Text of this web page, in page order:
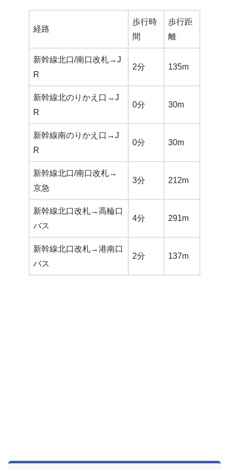
経路
歩行時
間
歩行距
離
新幹線北口/南口改札→J
R
2分 135m
新幹線北のりかえ口→J
R
0分 30m
新幹線南のりかえ口→J
R
0分 30m
新幹線北口/南口改札→
京急
3分 212m
新幹線北口改札→高輪口
バス
4分 291m
新幹線北口改札→港南口
バス
2分 137m